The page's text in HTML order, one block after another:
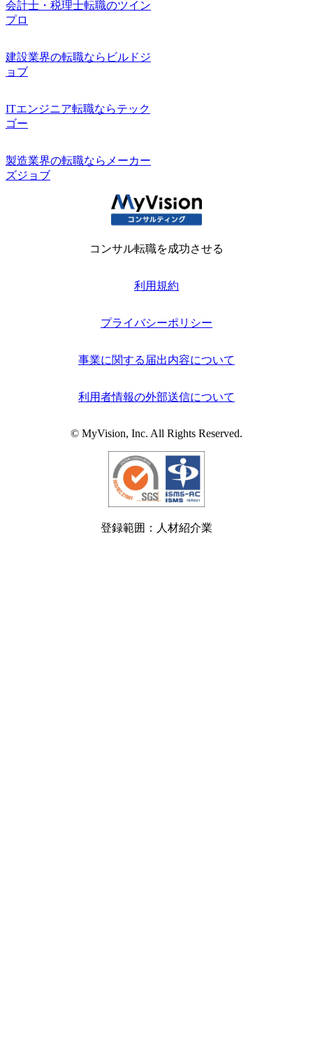
会計士・税理士転職のツイン
プロ
建設業界の転職ならビルドジ
ョブ
ITエンジニア転職ならテック
ゴー
製造業界の転職ならメーカー
ズジョブ
コンサル転職を成功させる
利用規約
プライバシーポリシー
事業に関する届出内容について
利用者情報の外部送信について
© MyVision, Inc. All Rights Reserved.
登録範囲：人材紹介業